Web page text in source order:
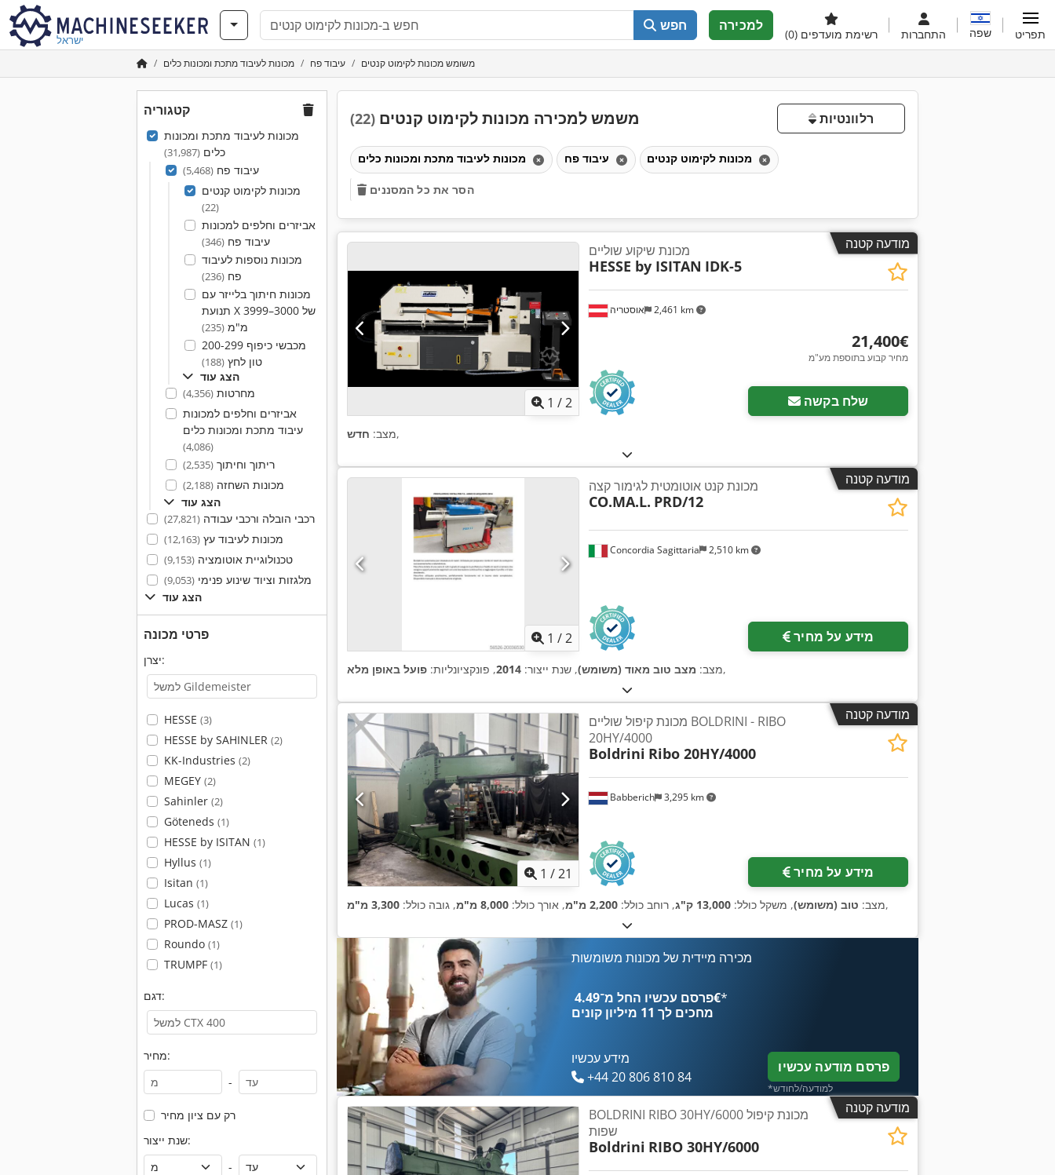
ישראל
חפש למכירה
רשימת מועדפים (0) התחברות שפה תפריט
מכונות לעיבוד מתכת ומכונות כלים עיבוד פח משומש מכונות לקימוט קנטים
קטגוריה
מכונות לעיבוד מתכת ומכונות
כלים(31,987)
עיבוד פח(5,468)
מכונות לקימוט קנטים
(22)
אביזרים וחלפים למכונות
עיבוד פח(346)
מכונות נוספות לעיבוד
פח(236)
מכונות חיתוך בלייזר עם
תנועת X של 3000–3999
מ"מ(235)
מכבשי כיפוף 200-299
טון לחץ(188)
הצג עוד
מחרטות(4,356)
אביזרים וחלפים למכונות
עיבוד מתכת ומכונות כלים
(4,086)
ריתוך וחיתוך(2,535)
מכונות השחזה(2,188)
הצג עוד
רכבי הובלה ורכבי עבודה(27,821)
מכונות לעיבוד עץ(12,163)
טכנולוגיית אוטומציה(9,153)
מלגזות וציוד שינוע פנימי(9,053)
הצג עוד
פרטי מכונה
יצרן:
HESSE (3)
HESSE by SAHINLER (2)
KK-Industries (2)
MEGEY (2)
Sahinler (2)
Göteneds (1)
HESSE by ISITAN (1)
Hyllus (1)
Isitan (1)
Lucas (1)
PROD-MASZ (1)
Roundo (1)
TRUMPF (1)
דגם:
מחיר:
-
רק עם ציון מחיר
שנת ייצור:
-
משמש למכירה מכונות לקימוט קנטים (22) רלוונטיות
הסר את כל המסננים
מודעה קטנה
בקש תמונות נוספות
1 /2
אוסטריה 2,461 km
מכונת שיקוע שוליים
HESSE by ISITAN IDK-5
‏21,400 ‏€
מחיר קבוע בתוספת מע"מ
שלח בקשה
מצב: חדש ,
מודעה קטנה
1 /2
Concordia Sagittaria 2,510 km
מכונת קנט אוטומטית לגימור קצה
CO.MA.L. PRD/12
מידע על מחיר
מצב: מצב טוב מאוד (משומש), שנת ייצור: 2014, פונקציונליות: פועל באופן מלא ,
מודעה קטנה
1 /21
Babberich 3,295 km
מכונת קיפול שוליים BOLDRINI - RIBO
20HY/4000
Boldrini Ribo 20HY/4000
מידע על מחיר
מצב: טוב (משומש), משקל כולל: 13,000 ק"ג , רוחב כולל: 2,200 מ"מ , אורך כולל: 8,000 מ"מ , גובה כולל: 3,300 מ"מ ,
מכירה מיידית של מכונות משומשות
פרסם עכשיו החל מ־‏4.49 ‏€*
מחכים לך 11 מיליון קונים
מידע עכשיו
+44 20 806 810 84
פרסם מודעה עכשיו
*למודעה/לחודש
מודעה קטנה
BOLDRINI RIBO 30HY/6000 מכונת קיפול
שפות
Boldrini RIBO 30HY/6000